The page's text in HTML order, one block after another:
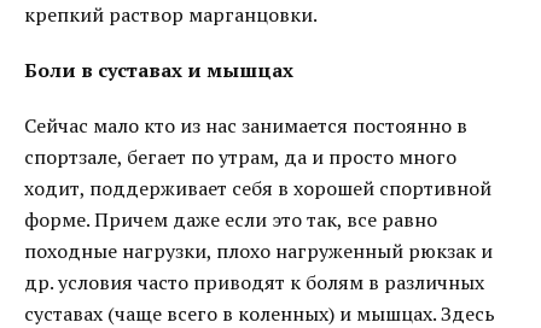
крепкий раствор марганцовки.
Боли в суставах и мышцах
Сейчас мало кто из нас занимается постоянно в
спортзале, бегает по утрам, да и просто много
ходит, поддерживает себя в хорошей спортивной
форме. Причем даже если это так, все равно
походные нагрузки, плохо нагруженный рюкзак и
др. условия часто приводят к болям в различных
суставах (чаще всего в коленных) и мышцах. Здесь